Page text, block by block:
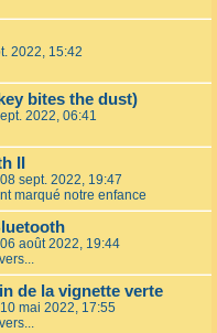
2022, 15:42
bites the dust)
2022, 06:41
II
08 sept. 2022, 19:47
marqué notre enfance
06 août 2022, 19:44
de la vignette verte
10 mai 2022, 17:55